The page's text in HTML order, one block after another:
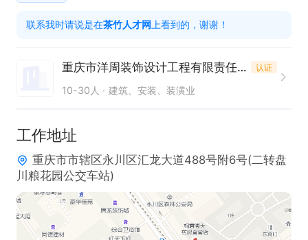
件；
受加班；
4、有责任担当，良好的团队协作精神以及沟通能
薪资待遇
第一阶段：3000-6000元/月
联系我时请说是在茶竹人才网 上看到的，谢谢！
重庆市洋周装饰设计工程有限责任公司 认证
10-30人 建筑、安装、装潢业
工作地址
重庆市市辖区永川区汇龙大道488号附6号(二转盘
川粮花园公交车站)